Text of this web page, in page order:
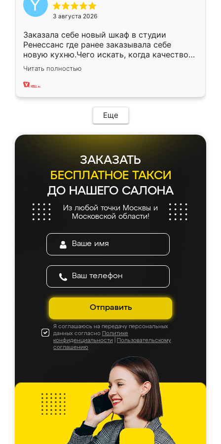
3 августа 2026
Заказала себе новый шкаф в студии
Ренессанс где ранее заказывала себе
новую кухню.Чего искать, когда качеством
вполне довольна. Служит кухня уже почти
два года, нареканий нет.
Читать полностью
Еще
ЗАКАЗАТЬ
БЕСПЛАТНОЕ ТАКСИ
ДО НАШЕГО САЛОНА
Из любой точки Москвы и
Московской области!
Отправить
Я соглашаюсь на передачу персональных
данных согласно Политике
конфиденциальности
Пользовательскому
соглашению